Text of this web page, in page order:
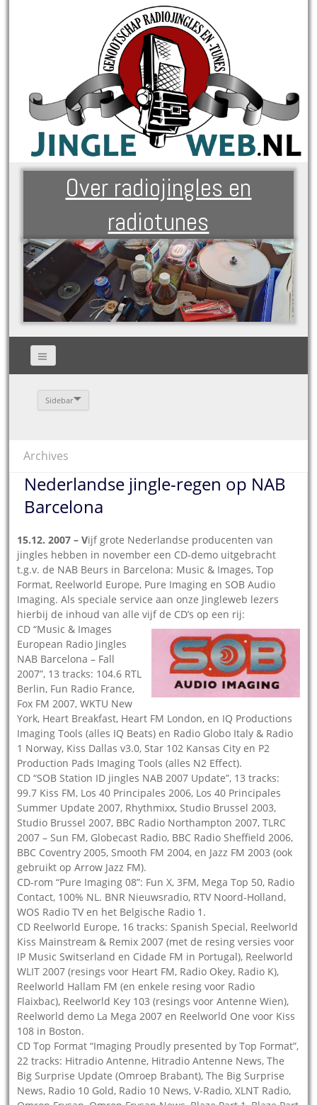
Over radiojingles en
radiotunes
Sidebar
Archives
Nederlandse jingle-regen op NAB
Barcelona
15.12. 2007 – Vijf grote Nederlandse producenten van
jingles hebben in november een CD-demo uitgebracht
t.g.v. de NAB Beurs in Barcelona: Music & Images, Top
Format, Reelworld Europe, Pure Imaging en SOB Audio
Imaging. Als speciale service aan onze Jingleweb lezers
hierbij de inhoud van alle vijf de CD’s op een rij:
CD “Music & Images
European Radio Jingles
NAB Barcelona – Fall
2007”, 13 tracks: 104.6 RTL
Berlin, Fun Radio France,
Fox FM 2007, WKTU New
York, Heart Breakfast, Heart FM London, en IQ Productions
Imaging Tools (alles IQ Beats) en Radio Globo Italy & Radio
1 Norway, Kiss Dallas v3.0, Star 102 Kansas City en P2
Production Pads Imaging Tools (alles N2 Effect).
CD “SOB Station ID jingles NAB 2007 Update”, 13 tracks:
99.7 Kiss FM, Los 40 Principales 2006, Los 40 Principales
Summer Update 2007, Rhythmixx, Studio Brussel 2003,
Studio Brussel 2007, BBC Radio Northampton 2007, TLRC
2007 – Sun FM, Globecast Radio, BBC Radio Sheffield 2006,
BBC Coventry 2005, Smooth FM 2004, en Jazz FM 2003 (ook
gebruikt op Arrow Jazz FM).
CD-rom “Pure Imaging 08”: Fun X, 3FM, Mega Top 50, Radio
Contact, 100% NL. BNR Nieuwsradio, RTV Noord-Holland,
WOS Radio TV en het Belgische Radio 1.
CD Reelworld Europe, 16 tracks: Spanish Special, Reelworld
Kiss Mainstream & Remix 2007 (met de resing versies voor
IP Music Switserland en Cidade FM in Portugal), Reelworld
WLIT 2007 (resings voor Heart FM, Radio Okey, Radio K),
Reelworld Hallam FM (en enkele resing voor Radio
Flaixbac), Reelworld Key 103 (resings voor Antenne Wien),
Reelworld demo La Mega 2007 en Reelworld One voor Kiss
108 in Boston.
CD Top Format “Imaging Proudly presented by Top Format”,
22 tracks: Hitradio Antenne, Hitradio Antenne News, The
Big Surprise Update (Omroep Brabant), The Big Surprise
News, Radio 10 Gold, Radio 10 News, V-Radio, XLNT Radio,